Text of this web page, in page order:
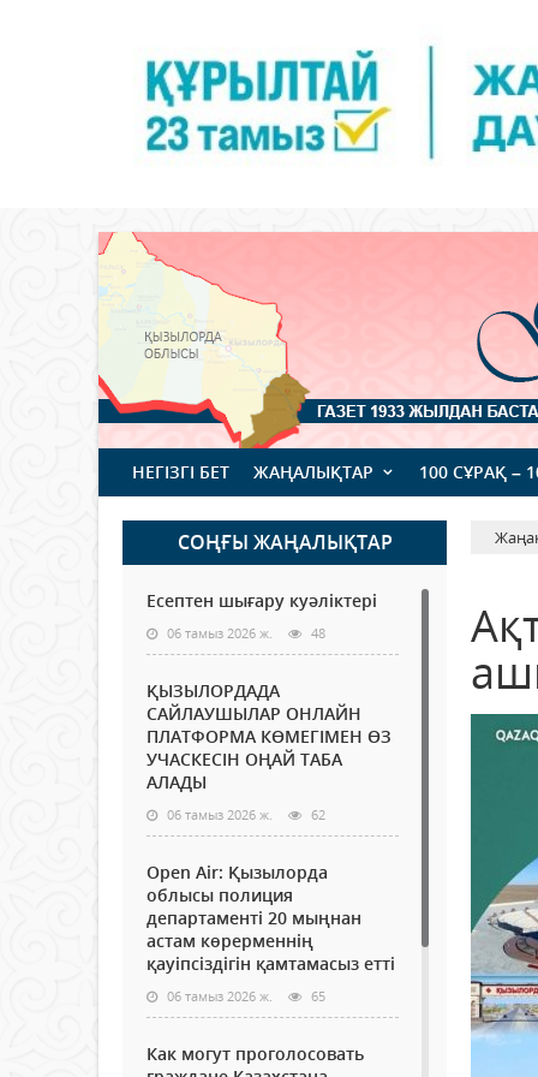
НЕГІЗГІ БЕТ ЖАҢАЛЫҚТАР 100 СҰРАҚ –
СОҢҒЫ ЖАҢАЛЫҚТАР
Есептен шығару куәліктері
06 тамыз 2026 ж. 48
ҚЫЗЫЛОРДАДА
САЙЛАУШЫЛАР ОНЛАЙН
ПЛАТФОРМА КӨМЕГІМЕН ӨЗ
УЧАСКЕСІН ОҢАЙ ТАБА
АЛАДЫ
06 тамыз 2026 ж. 62
Open Air: Қызылорда
облысы полиция
департаменті 20 мыңнан
астам көрерменнің
қауіпсіздігін қамтамасыз етті
06 тамыз 2026 ж. 65
Как могут проголосовать